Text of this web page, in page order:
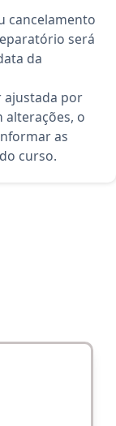
cancelamento
será
da
ajustada por
alterações, o
as
curso.